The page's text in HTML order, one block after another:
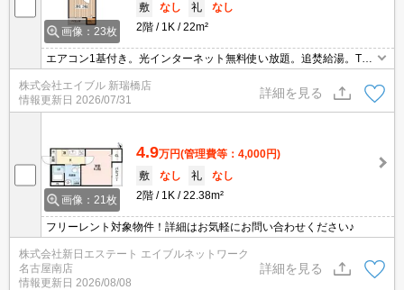
画像：23枚
敷
なし 礼
なし
2階
1K 22m²
エアコン1基付き。光インターネット無料使い放題。追焚給湯。TV
インターホン付き。2口ガスコンロ付。シャワー付独立洗面台。浴
室換気乾燥式。インターネット無料。光ファイバー対応。
株式会社エイブル 新瑞橋店
情報更新日 2026/07/31
詳細を見る
画像：21枚
4.9万円(管理費等：4,000円)
敷
なし 礼
なし
2階
1K 22.38m²
フリーレント対象物件！詳細はお気軽にお問い合わせください♪
株式会社新日エステート エイブルネットワーク
名古屋南店
情報更新日 2026/08/08
詳細を見る